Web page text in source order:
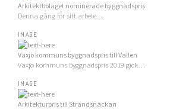
Arkitektbolaget nominerade byggnadspris
Denna gång för sitt arbete…
IMAGE
Växjö kommuns byggnadspris till Vallen
Växjö kommuns byggnadspris 2019 gick…
IMAGE
Arkitekturpris till Strandsnäckan